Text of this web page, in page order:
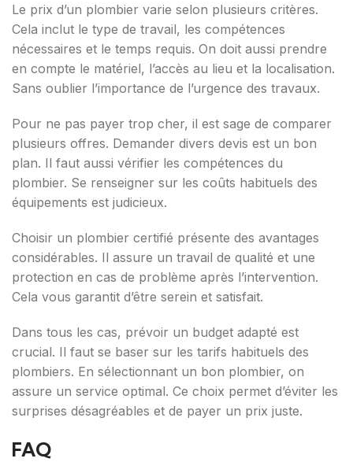
Le prix d’un plombier varie selon plusieurs critères.
Cela inclut le type de travail, les compétences
nécessaires et le temps requis. On doit aussi prendre
en compte le matériel, l’accès au lieu et la localisation.
Sans oublier l’importance de l’urgence des travaux.
Pour ne pas payer trop cher, il est sage de comparer
plusieurs offres. Demander divers devis est un bon
plan. Il faut aussi vérifier les compétences du
plombier. Se renseigner sur les coûts habituels des
équipements est judicieux.
Choisir un plombier certifié présente des avantages
considérables. Il assure un travail de qualité et une
protection en cas de problème après l’intervention.
Cela vous garantit d’être serein et satisfait.
Dans tous les cas, prévoir un budget adapté est
crucial. Il faut se baser sur les tarifs habituels des
plombiers. En sélectionnant un bon plombier, on
assure un service optimal. Ce choix permet d’éviter les
surprises désagréables et de payer un prix juste.
FAQ